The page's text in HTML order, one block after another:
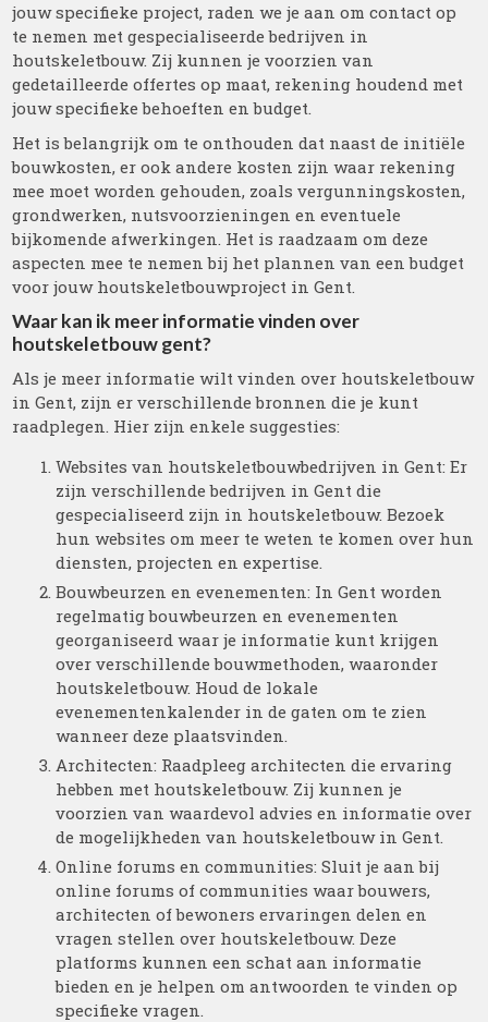
jouw specifieke project, raden we je aan om contact op
te nemen met gespecialiseerde bedrijven in
houtskeletbouw. Zij kunnen je voorzien van
gedetailleerde offertes op maat, rekening houdend met
jouw specifieke behoeften en budget.
Het is belangrijk om te onthouden dat naast de initiële
bouwkosten, er ook andere kosten zijn waar rekening
mee moet worden gehouden, zoals vergunningskosten,
grondwerken, nutsvoorzieningen en eventuele
bijkomende afwerkingen. Het is raadzaam om deze
aspecten mee te nemen bij het plannen van een budget
voor jouw houtskeletbouwproject in Gent.
Waar kan ik meer informatie vinden over
houtskeletbouw gent?
Als je meer informatie wilt vinden over houtskeletbouw
in Gent, zijn er verschillende bronnen die je kunt
raadplegen. Hier zijn enkele suggesties:
Websites van houtskeletbouwbedrijven in Gent: Er
zijn verschillende bedrijven in Gent die
gespecialiseerd zijn in houtskeletbouw. Bezoek
hun websites om meer te weten te komen over hun
diensten, projecten en expertise.
Bouwbeurzen en evenementen: In Gent worden
regelmatig bouwbeurzen en evenementen
georganiseerd waar je informatie kunt krijgen
over verschillende bouwmethoden, waaronder
houtskeletbouw. Houd de lokale
evenementenkalender in de gaten om te zien
wanneer deze plaatsvinden.
Architecten: Raadpleeg architecten die ervaring
hebben met houtskeletbouw. Zij kunnen je
voorzien van waardevol advies en informatie over
de mogelijkheden van houtskeletbouw in Gent.
Online forums en communities: Sluit je aan bij
online forums of communities waar bouwers,
architecten of bewoners ervaringen delen en
vragen stellen over houtskeletbouw. Deze
platforms kunnen een schat aan informatie
bieden en je helpen om antwoorden te vinden op
specifieke vragen.